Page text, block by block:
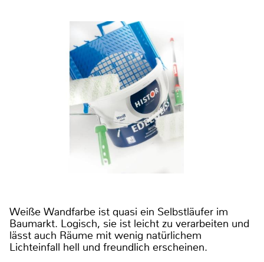
Weiße Wandfarbe ist quasi ein Selbstläufer im
Baumarkt. Logisch, sie ist leicht zu verarbeiten und
lässt auch Räume mit wenig natürlichem
Lichteinfall hell und freundlich erscheinen.